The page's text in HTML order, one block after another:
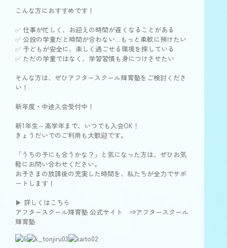
こんな方におすすめです！
✅ 仕事が忙しく、お迎えの時間が遅くなることがある
✅ 公設の学童だと時間が合わない…もっと柔軟に預けたい
✅ 子どもが安全に、楽しく過ごせる環境を探している
✅ ただの学童ではなく、学習習慣も身につけさせたい
そんな方は、ぜひアフタースクール輝育塾をご検討くださ
い！
新年度・中途入会受付中！
新1年生～高学年まで、いつでも入会OK！
きょうだいでのご利用も大歓迎です。
「うちの子にも合うかな？」と気になった方は、ぜひお気
軽にお問い合わせください。
お子さまの放課後の充実した時間を、私たちが全力でサポ
ートします！
▶ 詳しくはこちら
アフタースクール輝育塾 公式サイト ⇒アフタースクール
輝育塾